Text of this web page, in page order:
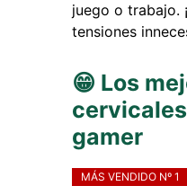
juego o trabajo.
tensiones
😁 Los
gamer
MÁS VENDIDO Nº 1